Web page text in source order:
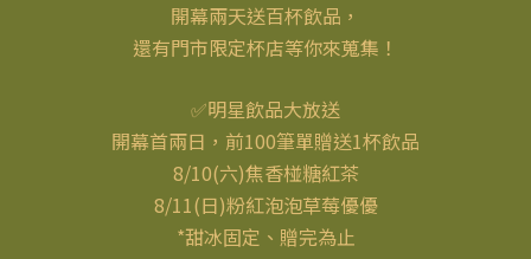
開幕兩天送百杯飲品，
還有門市限定杯店等你來蒐集！
✅明星飲品大放送
開幕首兩日，前100筆單贈送1杯飲品
8/10(六)焦香椪糖紅茶
8/11(日)粉紅泡泡草莓優優
*甜冰固定、贈完為止